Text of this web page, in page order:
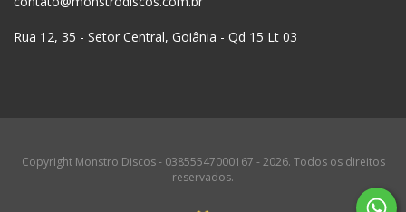
Rua 12, 35 - Setor Central, Goiânia - Qd 15 Lt 03
Copyright Monstro Discos - 03855547000167 - 2026. Todos os direitos
reservados.